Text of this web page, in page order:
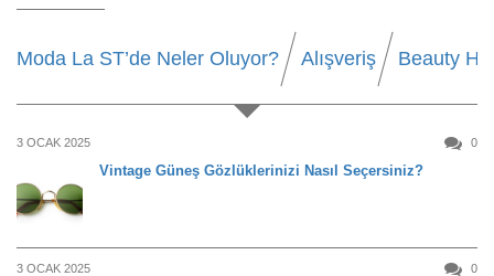
Moda La ST’de Neler Oluyor? Alışveriş Beauty
3 OCAK 2025 0
Vintage Güneş Gözlüklerinizi Nasıl Seçersiniz?
3 OCAK 2025 0